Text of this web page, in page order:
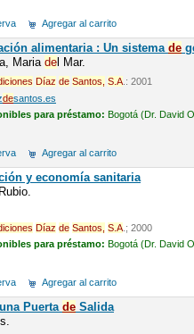
Agregar al carrito
alimentaria : Un sistema de
Maria del Mar.
Díaz de Santos, S.A.: 2001
desantos.es
para préstamo: Bogotá (Dr. David
Agregar al carrito
y economía sanitaria
Díaz de Santos, S.A.; 2000
para préstamo: Bogotá (Dr. David
Agregar al carrito
Puerta deSalida